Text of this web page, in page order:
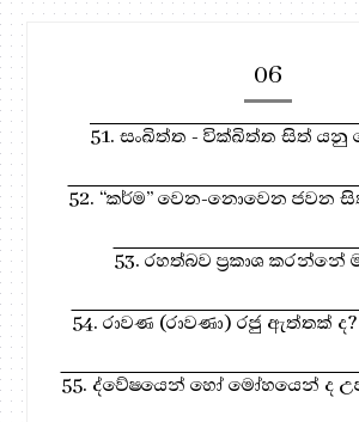
06
51. සංඛිත්ත - වික්ඛිත්ත සිත් යනු
52. “කර්ම” වෙන-නොවෙන ජවන
53. රහත්බව ප්‍රකාශ කරන්නේ
54. රාවණ (රාවණා) රජු ඇත්තක්
55. ද්වේෂයෙන් හෝ මෝහයෙන් ද